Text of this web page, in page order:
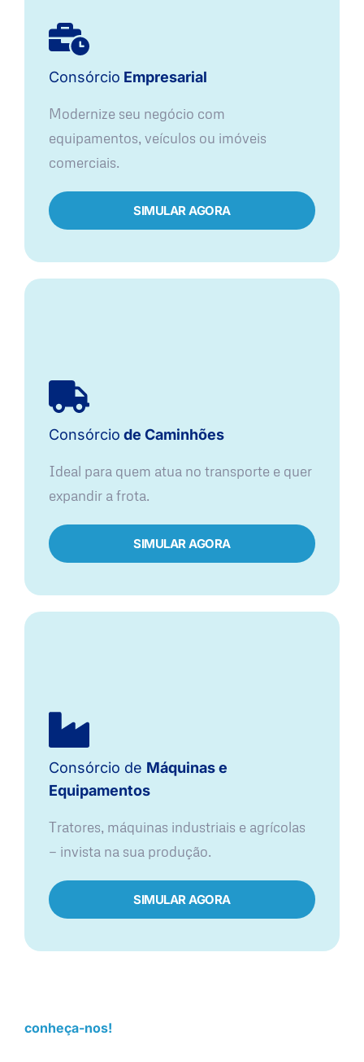
Consórcio Empresarial
Modernize seu negócio com
equipamentos, veículos ou imóveis
comerciais.
SIMULAR AGORA
Consórcio de Caminhões
Ideal para quem atua no transporte e quer
expandir a frota.
SIMULAR AGORA
Consórcio de Máquinas e
Equipamentos
Tratores, máquinas industriais e agrícolas
— invista na sua produção.
SIMULAR AGORA
conheça-nos!